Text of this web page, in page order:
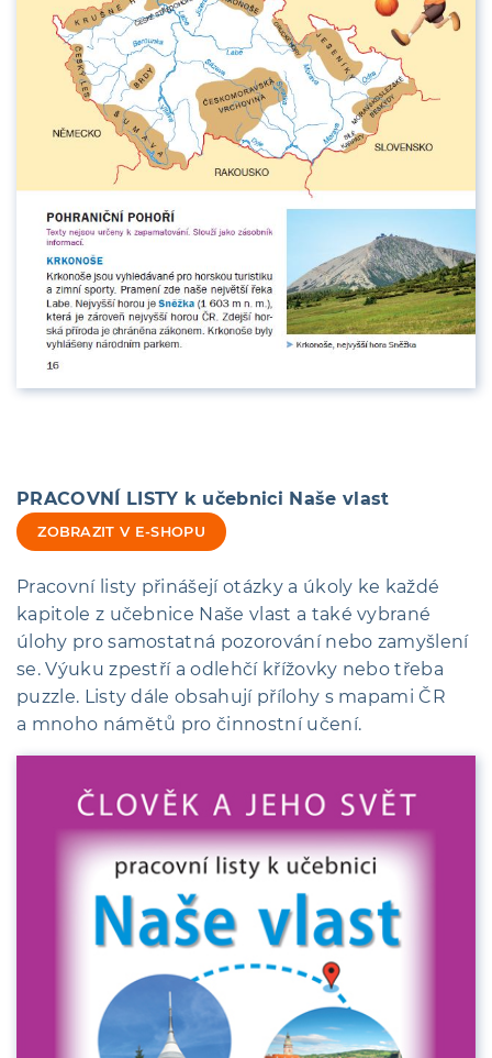
PRACOVNÍ LISTY k učebnici Naše vlast
ZOBRAZIT V E-SHOPU
Pracovní listy přinášejí otázky a úkoly ke každé
kapitole z učebnice Naše vlast a také vybrané
úlohy pro samostatná pozorování nebo zamyšlení
se. Výuku zpestří a odlehčí křížovky nebo třeba
puzzle. Listy dále obsahují přílohy s mapami ČR
a mnoho námětů pro činnostní učení.